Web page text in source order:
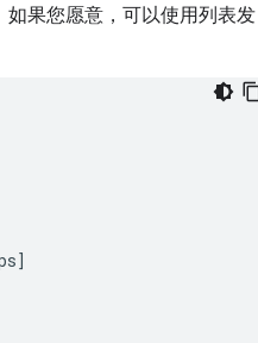
果您愿意，可以使用列表发
]